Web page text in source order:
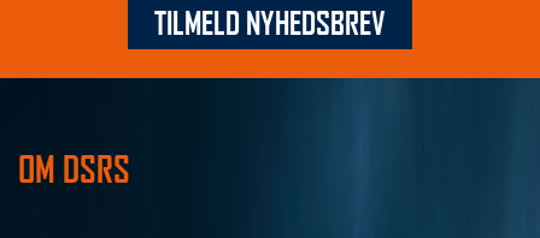
TILMELD NYHEDSBREV
OM DSRS